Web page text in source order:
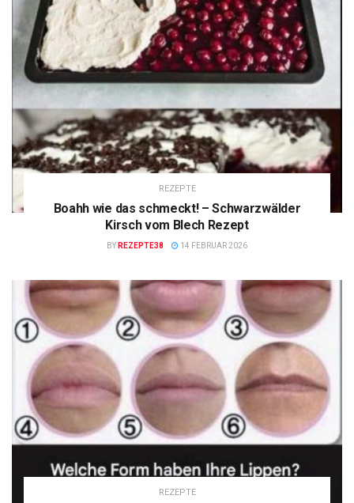
REZEPTE
Boahh wie das schmeckt! – Schwarzwälder
Kirsch vom Blech Rezept
BY REZEPTE38 14 FEBRUAR 2026
REZEPTE